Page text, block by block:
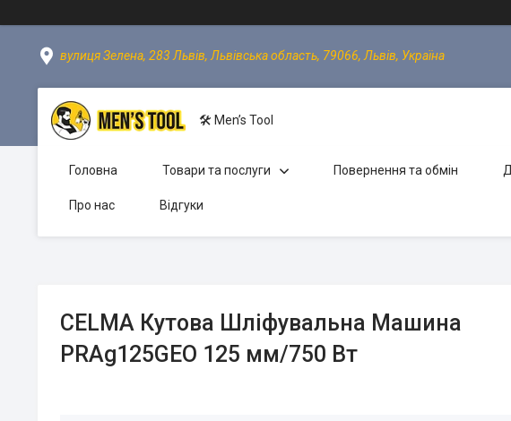
вулиця Зелена, 283 Львів, Львівська область, 79066, Львів, Україна
🛠 Men’s Tool
Головна Товари та послуги Повернення та обмін
Про нас Відгуки
CELMA Кутова Шліфувальна Машина
PRAg125GEO 125 мм/750 Вт